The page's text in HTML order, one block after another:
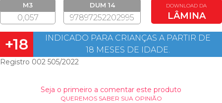
M3
0,057
DUM 14
97897252202995
DOWNLOAD DA
LÂMINA
+18
INDICADO PARA CRIANÇAS A PARTIR DE
18 MESES DE IDADE.
Registro 002 505/2022
Seja o primeiro a comentar este produto
QUEREMOS SABER SUA OPINIÃO